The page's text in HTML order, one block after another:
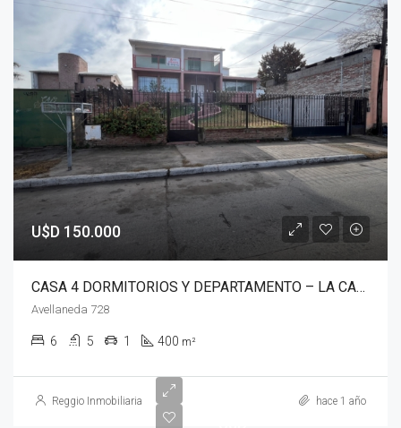
U$D 150.000
CASA 4 DORMITORIOS Y DEPARTAMENTO – LA CALERA – B ° CENTRO
Avellaneda 728
6 5 1 400 m²
Reggio Inmobiliaria hace 1 año